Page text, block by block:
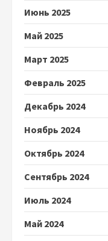
Июнь 2025
Май 2025
Март 2025
Февраль 2025
Декабрь 2024
Ноябрь 2024
Октябрь 2024
Сентябрь 2024
Июль 2024
Май 2024